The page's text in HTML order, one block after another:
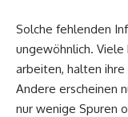
Solche fehlenden
ungewöhnlich.
arbeiten, halten
Andere erscheinen
nur wenige Spuren